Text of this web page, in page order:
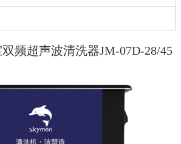
频超声波清洗器JM-07D-28/45